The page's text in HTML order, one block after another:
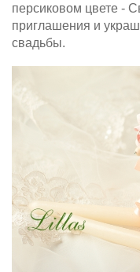
персиковом цвете -
приглашения и
свадьбы.